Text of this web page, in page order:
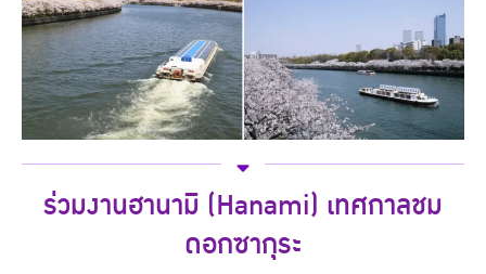
ร่วมงานฮานามิ (Hanami) เทศกาลชม
ดอกซากุระ